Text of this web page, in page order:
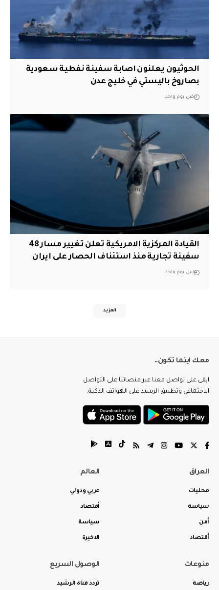
الحوثيون يعلنون اصابة سفينة نفطية سعودية
بصاروخ باليستي في خليج عدن
قبل يوم واحد
القيادة المركزية الامريكية تعلن تغيير مسار 48
سفينة تجارية منذ استئناف الحصار على ايران
قبل يوم واحد
المزيد
معك اينما تكون..
ابقى على تواصل معنا عبر منصاتنا على التواصل
الاجتماعي وتطبيق الرشيد على الهواتف الذكية.
العراق
محليات
سياسة
أمن
أقتصاد
العالم
عربي ودولي
أقتصاد
سياسة
الاخيرة
منوعات
رياضة
الوصول السريع
تردد قناة الرشيد